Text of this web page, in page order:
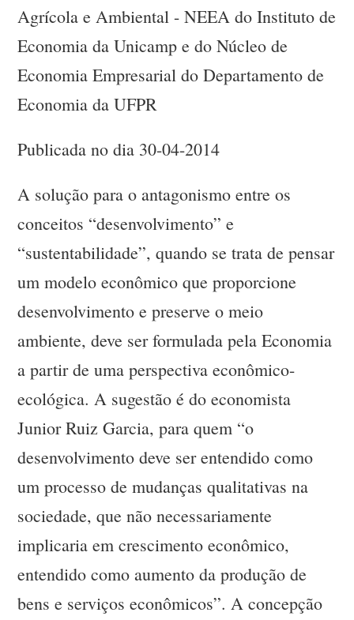
Agrícola e Ambiental - NEEA do Instituto de
Economia da Unicamp e do Núcleo de
Economia Empresarial do Departamento de
Economia da UFPR
Publicada no dia 30-04-2014
A solução para o antagonismo entre os
conceitos “desenvolvimento” e
“sustentabilidade”, quando se trata de pensar
um modelo econômico que proporcione
desenvolvimento e preserve o meio
ambiente, deve ser formulada pela Economia
a partir de uma perspectiva econômico-
ecológica. A sugestão é do economista
Junior Ruiz Garcia, para quem “o
desenvolvimento deve ser entendido como
um processo de mudanças qualitativas na
sociedade, que não necessariamente
implicaria em crescimento econômico,
entendido como aumento da produção de
bens e serviços econômicos”. A concepção